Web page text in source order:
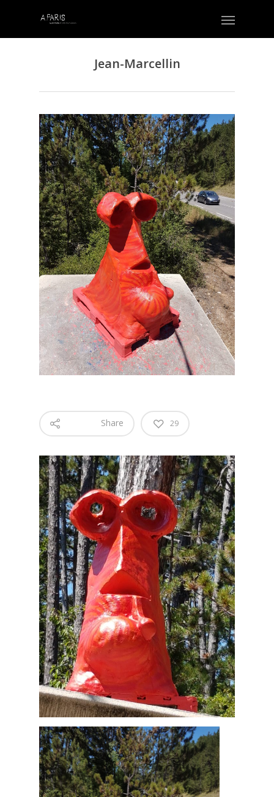
Jean-Marcellin
Share 29